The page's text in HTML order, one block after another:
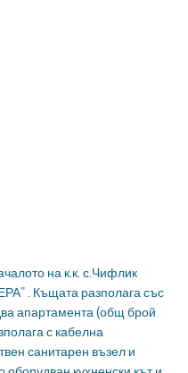
на к.к. с.Чифлик
. Къщата разполага със
апартамента (общ брой
с кабелна
санитарен възел и